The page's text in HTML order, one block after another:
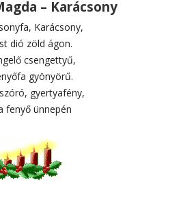
– Karácsony
Karácsony,
dió zöld ágon.
csengettyű,
gyönyörű.
gyertyafény,
fenyő ünnepén